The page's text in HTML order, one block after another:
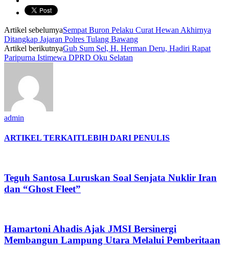
Artikel sebelumyaSempat Buron Pelaku Curat Hewan Akhirnya
Ditangkap Jajaran Polres Tulang Bawang
Artikel berikutnyaGub Sum Sel, H. Herman Deru, Hadiri Rapat
Paripurna Istimewa DPRD Oku Selatan
admin
ARTIKEL TERKAITLEBIH DARI PENULIS
Teguh Santosa Luruskan Soal Senjata Nuklir Iran
dan “Ghost Fleet”
Hamartoni Ahadis Ajak JMSI Bersinergi
Membangun Lampung Utara Melalui Pemberitaan